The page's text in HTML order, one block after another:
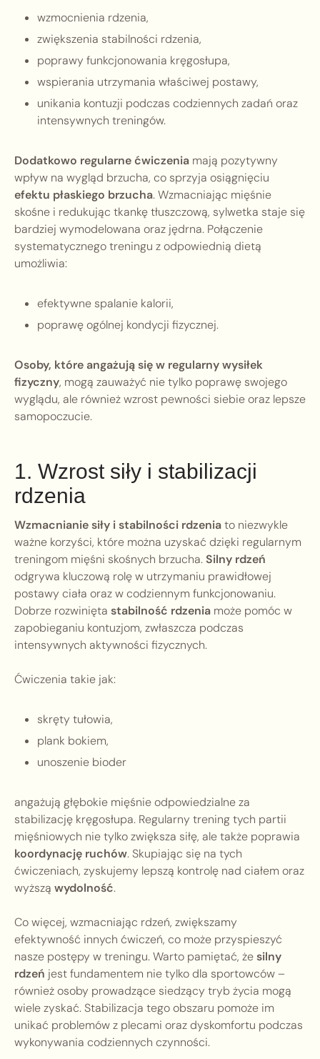
wzmocnienia rdzenia,
zwiększenia stabilności rdzenia,
poprawy funkcjonowania kręgosłupa,
wspierania utrzymania właściwej postawy,
unikania kontuzji podczas codziennych zadań oraz
intensywnych treningów.
Dodatkowo regularne ćwiczenia mają pozytywny
wpływ na wygląd brzucha, co sprzyja osiągnięciu
efektu płaskiego brzucha. Wzmacniając mięśnie
skośne i redukując tkankę tłuszczową, sylwetka staje się
bardziej wymodelowana oraz jędrna. Połączenie
systematycznego treningu z odpowiednią dietą
umożliwia:
efektywne spalanie kalorii,
poprawę ogólnej kondycji fizycznej.
Osoby, które angażują się w regularny wysiłek
fizyczny, mogą zauważyć nie tylko poprawę swojego
wyglądu, ale również wzrost pewności siebie oraz lepsze
samopoczucie.
1. Wzrost siły i stabilizacji
rdzenia
Wzmacnianie siły i stabilności rdzeniato niezwykle
ważne korzyści, które można uzyskać dzięki regularnym
treningom mięśni skośnych brzucha.Silny rdzeń
odgrywa kluczową rolę w utrzymaniu prawidłowej
postawy ciała oraz w codziennym funkcjonowaniu.
Dobrze rozwinięta stabilność rdzenia może pomóc w
zapobieganiu kontuzjom, zwłaszcza podczas
intensywnych aktywności fizycznych.
Ćwiczenia takie jak:
skręty tułowia,
plank bokiem,
unoszenie bioder
angażują głębokie mięśnie odpowiedzialne za
stabilizację kręgosłupa. Regularny trening tych partii
mięśniowych nie tylko zwiększa siłę, ale także poprawia
koordynację ruchów. Skupiając się na tych
ćwiczeniach, zyskujemy lepszą kontrolę nad ciałem oraz
wyższą wydolność.
Co więcej, wzmacniając rdzeń, zwiększamy
efektywność innych ćwiczeń, co może przyspieszyć
nasze postępy w treningu. Warto pamiętać, żesilny
rdzeń jest fundamentem nie tylko dla sportowców –
również osoby prowadzące siedzący tryb życia mogą
wiele zyskać. Stabilizacja tego obszaru pomoże im
unikać problemów z plecami oraz dyskomfortu podczas
wykonywania codziennych czynności.